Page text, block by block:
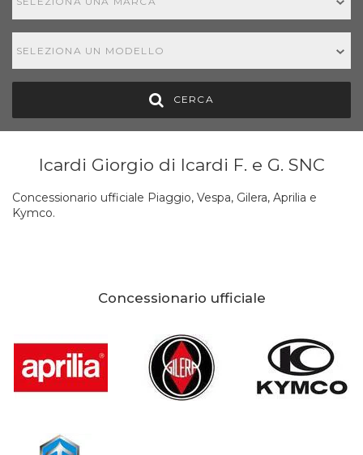
SELEZIONA UN MODELLO
CERCA
Icardi Giorgio di Icardi F. e G. SNC
Concessionario ufficiale Piaggio, Vespa, Gilera, Aprilia e
Kymco.
Concessionario ufficiale